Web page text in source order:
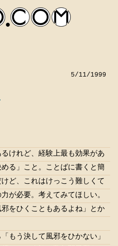
5/11/1999
けれど、経験上最も効果があ
る」こと。ことばに書くと簡
ど、これはけっこう難しくて
が必要。考えてみてほしい。
をひくこともあるよね」とか
もう決して風邪をひかない」